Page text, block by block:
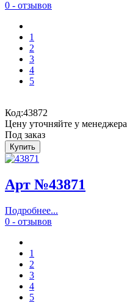
0 - отзывов
1
2
3
4
5
Код:43872
Цену уточняйте у менеджера
Под заказ
Арт №43871
Подробнее...
0 - отзывов
1
2
3
4
5